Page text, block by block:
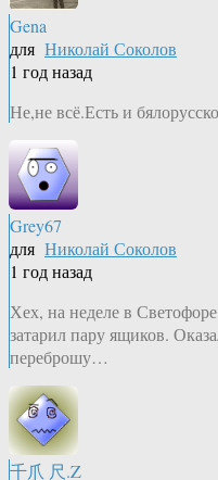
Gena
для Николай Соколов
1 год назад
Не,не всё.Есть и
Grey67
для Николай Соколов
1 год назад
Хех, на неделе в
затарил пару ящиков.
переброшу…
千爪 尺.Z